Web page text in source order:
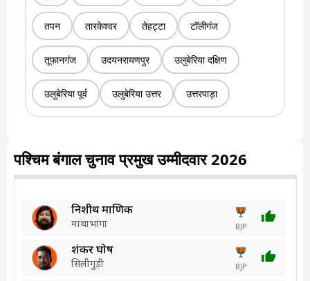
तपन तारकेश्वर तेहट्टा टॉलीगंज
तूफानगंज उदयनरायणपुर उलुबेरिया दक्षिण
उलुबेरिया पूर्व उलुबेरिया उत्तर उत्तरपाड़ा
पश्चिम बंगाल चुनाव प्रमुख उम्मीदवार 2026